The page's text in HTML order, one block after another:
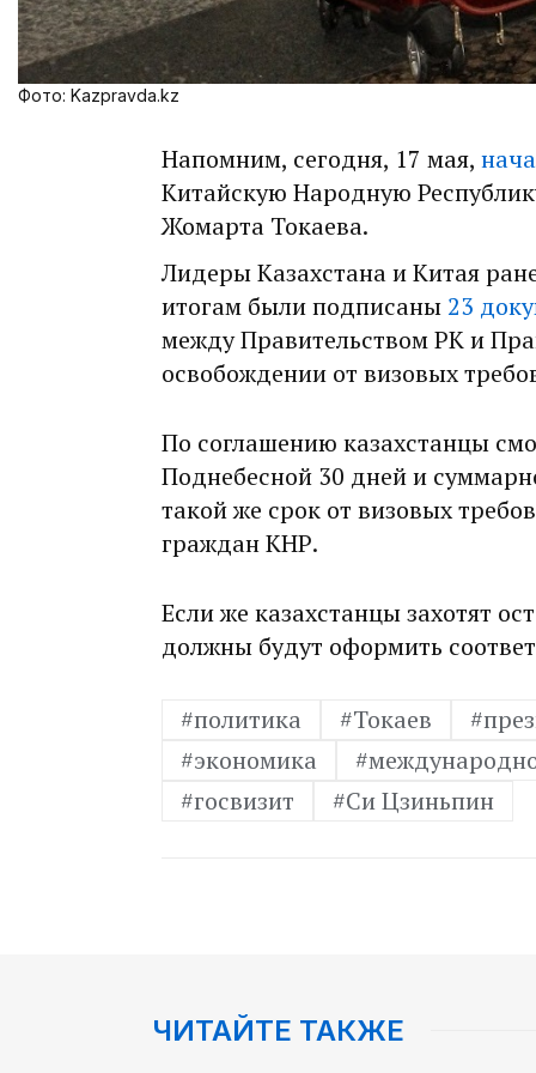
Фото: Kazpravda.kz
Напомним, сегодня, 17 мая,
Китайскую Народную
Жомарта Токаева.
Лидеры Казахстана и Китая
итогам были подписаны 23
между Правительством РК и
освобождении от визовых
По соглашению казахстанцы
Поднебесной 30 дней и
такой же срок от визовых
граждан КНР.
Если же казахстанцы захотят
должны будут оформить
#политика #Токаев
#экономика
#госвизит
#Си Цзиньпин
ЧИТАЙТЕ ТАКЖЕ